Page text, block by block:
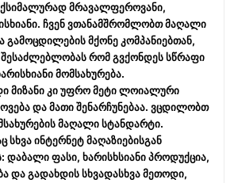
მრავალფეროვანი,
ჩვენ ვთანამშრომლობთ მაღალი
გამოცდილების მქონე კომპანიებთან,
შესაძლებლობას რომ გვქონდეს სწრაფი
მომსახურება.
მიზანი კი უფრო მეტი ლოიალური
და მათი შენარჩუნებაა. ვცდილობთ
მაღალი სტანდარტი.
სხვა ინტერნეტ მაღაზიებისგან
დაბალი ფასი, ხარისხსიანი პროდუქცია,
და გადახდის სხვადასხვა მეთოდი,